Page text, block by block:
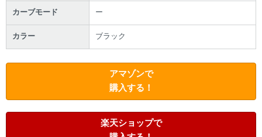
カーブモード ー
カラー ブラック
アマゾンで
購入する！
楽天ショップで